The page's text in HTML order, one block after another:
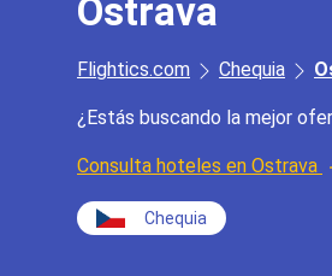
Ostrava
Flightics.com Chequia
¿Estás buscando la mejor
Consulta hoteles en Ostrava
Chequia